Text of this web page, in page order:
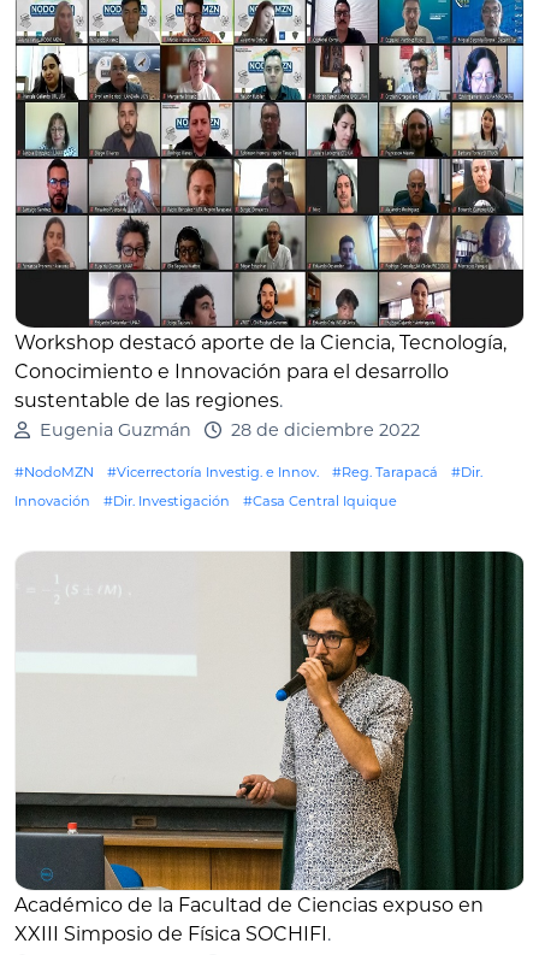
Workshop destacó aporte de la Ciencia, Tecnología,
Conocimiento e Innovación para el desarrollo
sustentable de las regiones.
Eugenia Guzmán 28 de diciembre 2022
#NodoMZN #Vicerrectoría Investig. e Innov. #Reg. Tarapacá
#Dir.
Innovación
#Dir. Investigación #Casa Central Iquique
Académico de la Facultad de Ciencias expuso en
XXIII Simposio de Física SOCHIFI .